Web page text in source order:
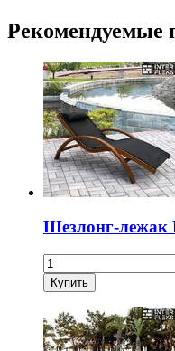
Рекомендуемые
Шезлонг-лежак